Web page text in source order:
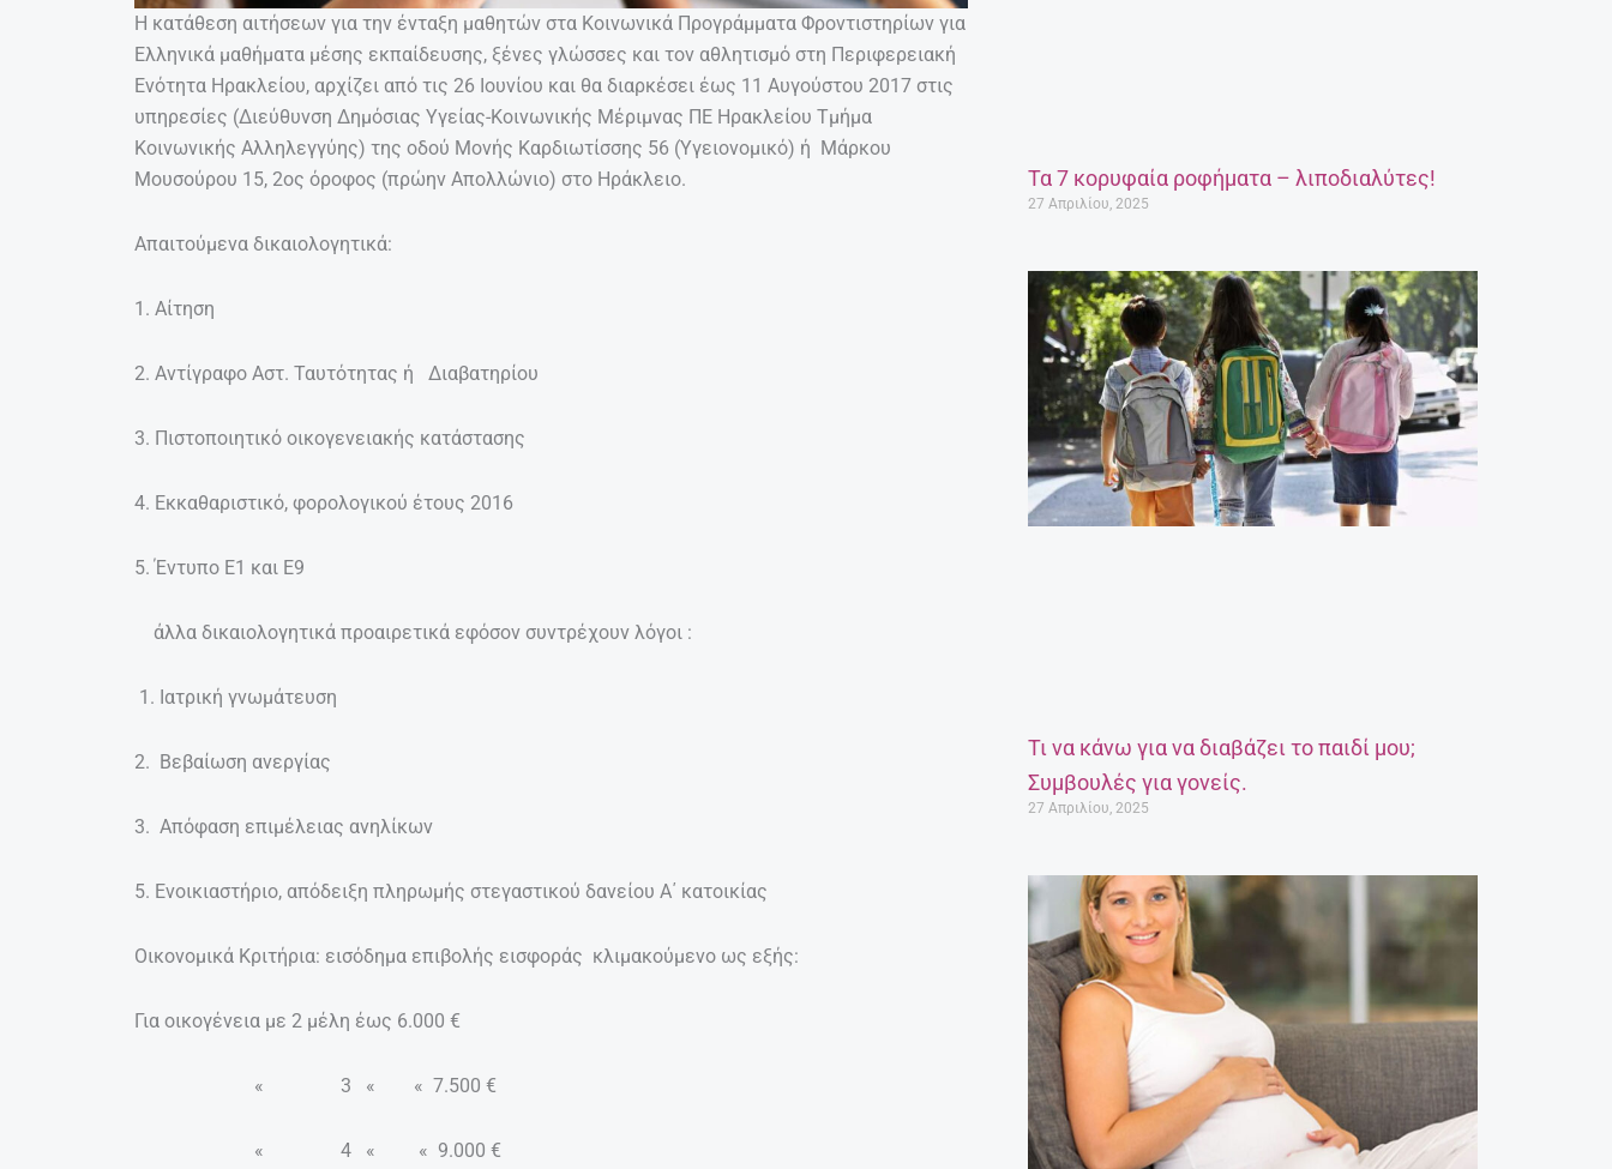
Η κατάθεση αιτήσεων για την ένταξη μαθητών στα Κοινωνικά Προγράμματα Φροντιστηρίων για
Ελληνικά μαθήματα μέσης εκπαίδευσης, ξένες γλώσσες και τον αθλητισμό στη Περιφερειακή
Ενότητα Ηρακλείου, αρχίζει από τις 26 Ιουνίου και θα διαρκέσει έως 11 Αυγούστου 2017 στις
υπηρεσίες (Διεύθυνση Δημόσιας Υγείας-Κοινωνικής Μέριμνας ΠΕ Ηρακλείου Τμήμα
Κοινωνικής Αλληλεγγύης) της οδού Μονής Καρδιωτίσσης 56 (Υγειονομικό) ή Μάρκου
Μουσούρου 15, 2ος όροφος (πρώην Απολλώνιο) στο Ηράκλειο.
Απαιτούμενα δικαιολογητικά:
1. Αίτηση
2. Αντίγραφο Αστ. Ταυτότητας ή Διαβατηρίου
3. Πιστοποιητικό οικογενειακής κατάστασης
4. Εκκαθαριστικό, φορολογικού έτους 2016
5. Έντυπο Ε1 και Ε9
άλλα δικαιολογητικά προαιρετικά εφόσον συντρέχουν λόγοι :
1. Ιατρική γνωμάτευση
2. Βεβαίωση ανεργίας
3. Απόφαση επιμέλειας ανηλίκων
5. Ενοικιαστήριο, απόδειξη πληρωμής στεγαστικού δανείου Α΄ κατοικίας
Οικονομικά Κριτήρια: εισόδημα επιβολής εισφοράς κλιμακούμενο ως εξής:
Για οικογένεια με 2 μέλη έως 6.000 €
« 3 « « 7.500 €
« 4 « « 9.000 €
Τα 7 κορυφαία ροφήματα – λιποδιαλύτες!
27 Απριλίου, 2025
Τι να κάνω για να διαβάζει το παιδί μου;
Συμβουλές για γονείς.
27 Απριλίου, 2025